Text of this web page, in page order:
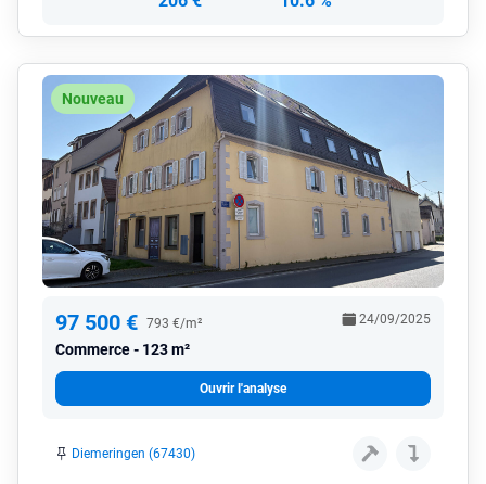
Nouveau
97 500 € 793 €/m²
Commerce 123 m²
24/09/2025
Ouvrir l'analyse
Diemeringen (67430)